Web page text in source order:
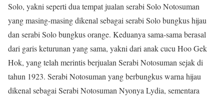
Solo, yakni seperti dua tempat jualan serabi Solo Notosuman
yang masing-masing dikenal sebagai serabi Solo bungkus hijau
dan serabi Solo bungkus orange. Keduanya sama-sama berasal
dari garis keturunan yang sama, yakni dari anak cucu Hoo Gek
Hok, yang telah merintis berjualan Serabi Notosuman sejak di
tahun 1923. Serabi Notosuman yang berbungkus warna hijau
dikenal sebagai Serabi Notosuman Nyonya Lydia, sementara